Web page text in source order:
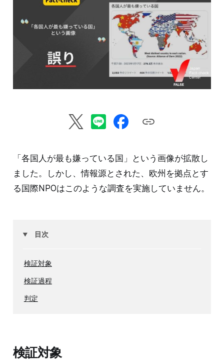
「各国人が最も嫌っている国」という画像が拡散し
ました。しかし、情報源とされた、欧州を拠点とす
る国際NPOはこのような調査を実施していません。
目次
検証対象
検証過程
判定
検証対象